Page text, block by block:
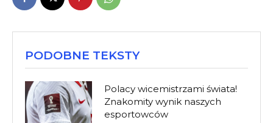
PODOBNE TEKSTY
Polacy wicemistrzami świata!
Znakomity wynik naszych
esportowców